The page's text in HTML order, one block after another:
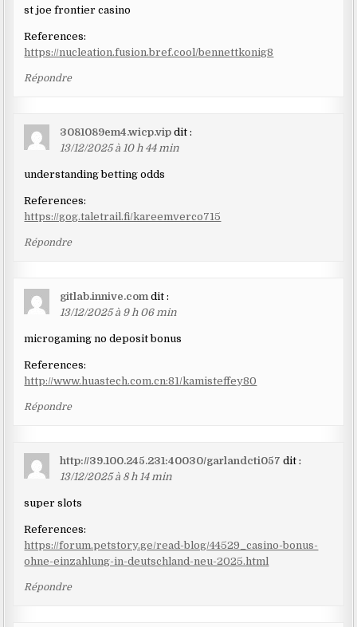
st joe frontier casino
References:
https://nucleation.fusion.bref.cool/bennettkonig8
Répondre
3081089em4.wicp.vip dit :
13/12/2025 à 10 h 44 min
understanding betting odds
References:
https://gog.taletrail.fi/kareemverco715
Répondre
gitlab.innive.com dit :
13/12/2025 à 9 h 06 min
microgaming no deposit bonus
References:
http://www.huastech.com.cn:81/kamisteffey80
Répondre
http://39.100.245.231:40030/garlandcti057 dit :
13/12/2025 à 8 h 14 min
super slots
References:
https://forum.petstory.ge/read-blog/44529_casino-bonus-
ohne-einzahlung-in-deutschland-neu-2025.html
Répondre